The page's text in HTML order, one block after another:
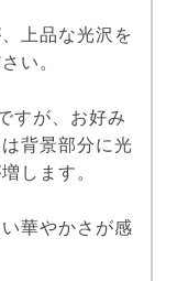
上品な光沢を
い。
すが、お好み
背景部分に光
します。
華やかさが感